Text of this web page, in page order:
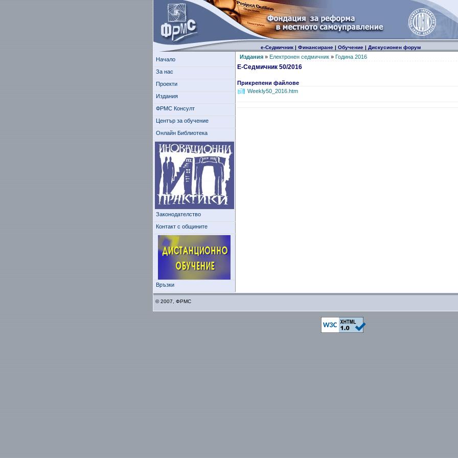
е-Седмичник| Финансиране| Обучение| Дискусионен форум
Начало
За нас
Проекти
Издания
ФРМС Консулт
Център за обучение
Онлайн Библиотека
Законодателство
Контакт с общините
Връзки
Издания» Електронен седмичник» Година 2016
Е-Седмичник 50/2016
Прикрепени файлове
Weekly50_2016.htm
© 2007, ФРМС